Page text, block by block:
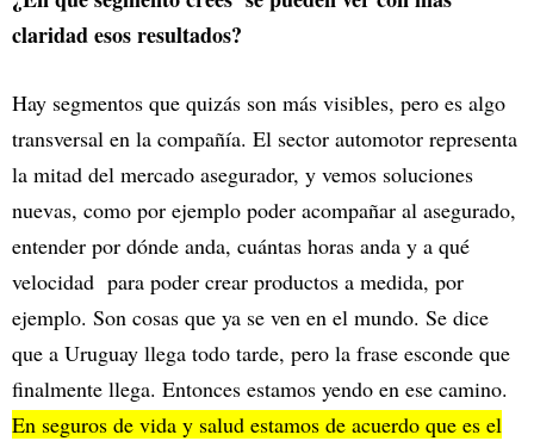
claridad esos resultados?
Hay segmentos que quizás son más visibles, pero es algo
transversal en la compañía. El sector automotor representa
la mitad del mercado asegurador, y vemos soluciones
nuevas, como por ejemplo poder acompañar al asegurado,
entender por dónde anda, cuántas horas anda y a qué
velocidad para poder crear productos a medida, por
ejemplo. Son cosas que ya se ven en el mundo. Se dice
que a Uruguay llega todo tarde, pero la frase esconde que
finalmente llega. Entonces estamos yendo en ese camino.
En seguros de vida y salud estamos de acuerdo que es el